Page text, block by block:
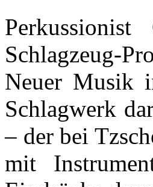
Schlagzeug-
Neuer Musik
Schlagwerk
– der bei
mit